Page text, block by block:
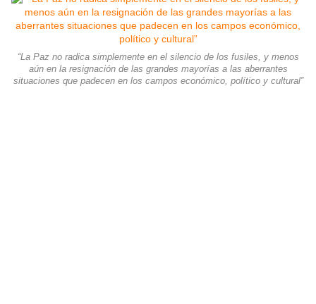
“La Paz no radica simplemente en el silencio de los fusiles, y menos
aún en la resignación de las grandes mayorías a las aberrantes
situaciones que padecen en los campos económico, político y cultural”